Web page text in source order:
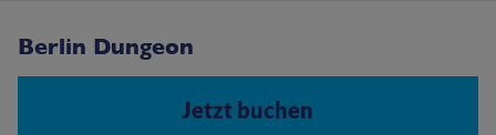
Berlin Dungeon
Jetzt buchen